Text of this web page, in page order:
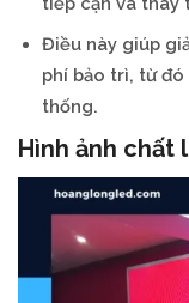
Điều này giúp
phí bảo trì, từ
thống.
Hình ảnh chất